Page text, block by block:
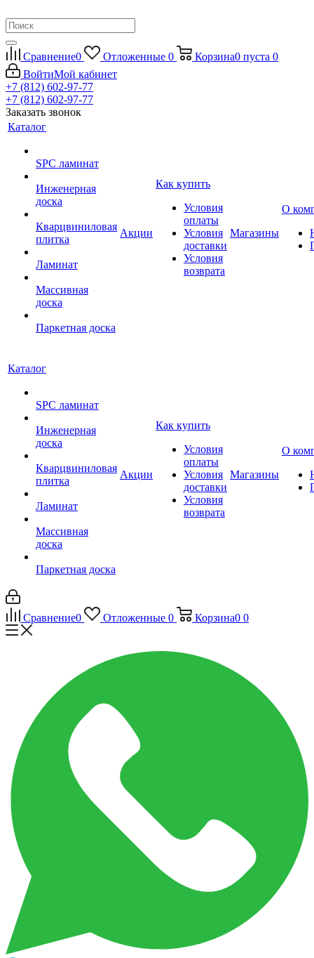
Сравнение0 Отложенные 0 Корзина0 пуста 0
ВойтиМой кабинет
+7 (812) 602-97-77
+7 (812) 602-97-77
Заказать звонок
Каталог
SPC ламинат
Инженерная
доска
Кварцвиниловая
плитка
Ламинат
Массивная
доска
Паркетная доска
Акции
Как купить
Условия
оплаты
Условия
доставки
Условия
возврата
Магазины
О
Каталог
SPC ламинат
Инженерная
доска
Кварцвиниловая
плитка
Ламинат
Массивная
доска
Паркетная доска
Акции
Как купить
Условия
оплаты
Условия
доставки
Условия
возврата
Магазины
О
Сравнение0 Отложенные 0 Корзина0 0